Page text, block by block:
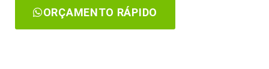
ORÇAMENTO RÁPIDO